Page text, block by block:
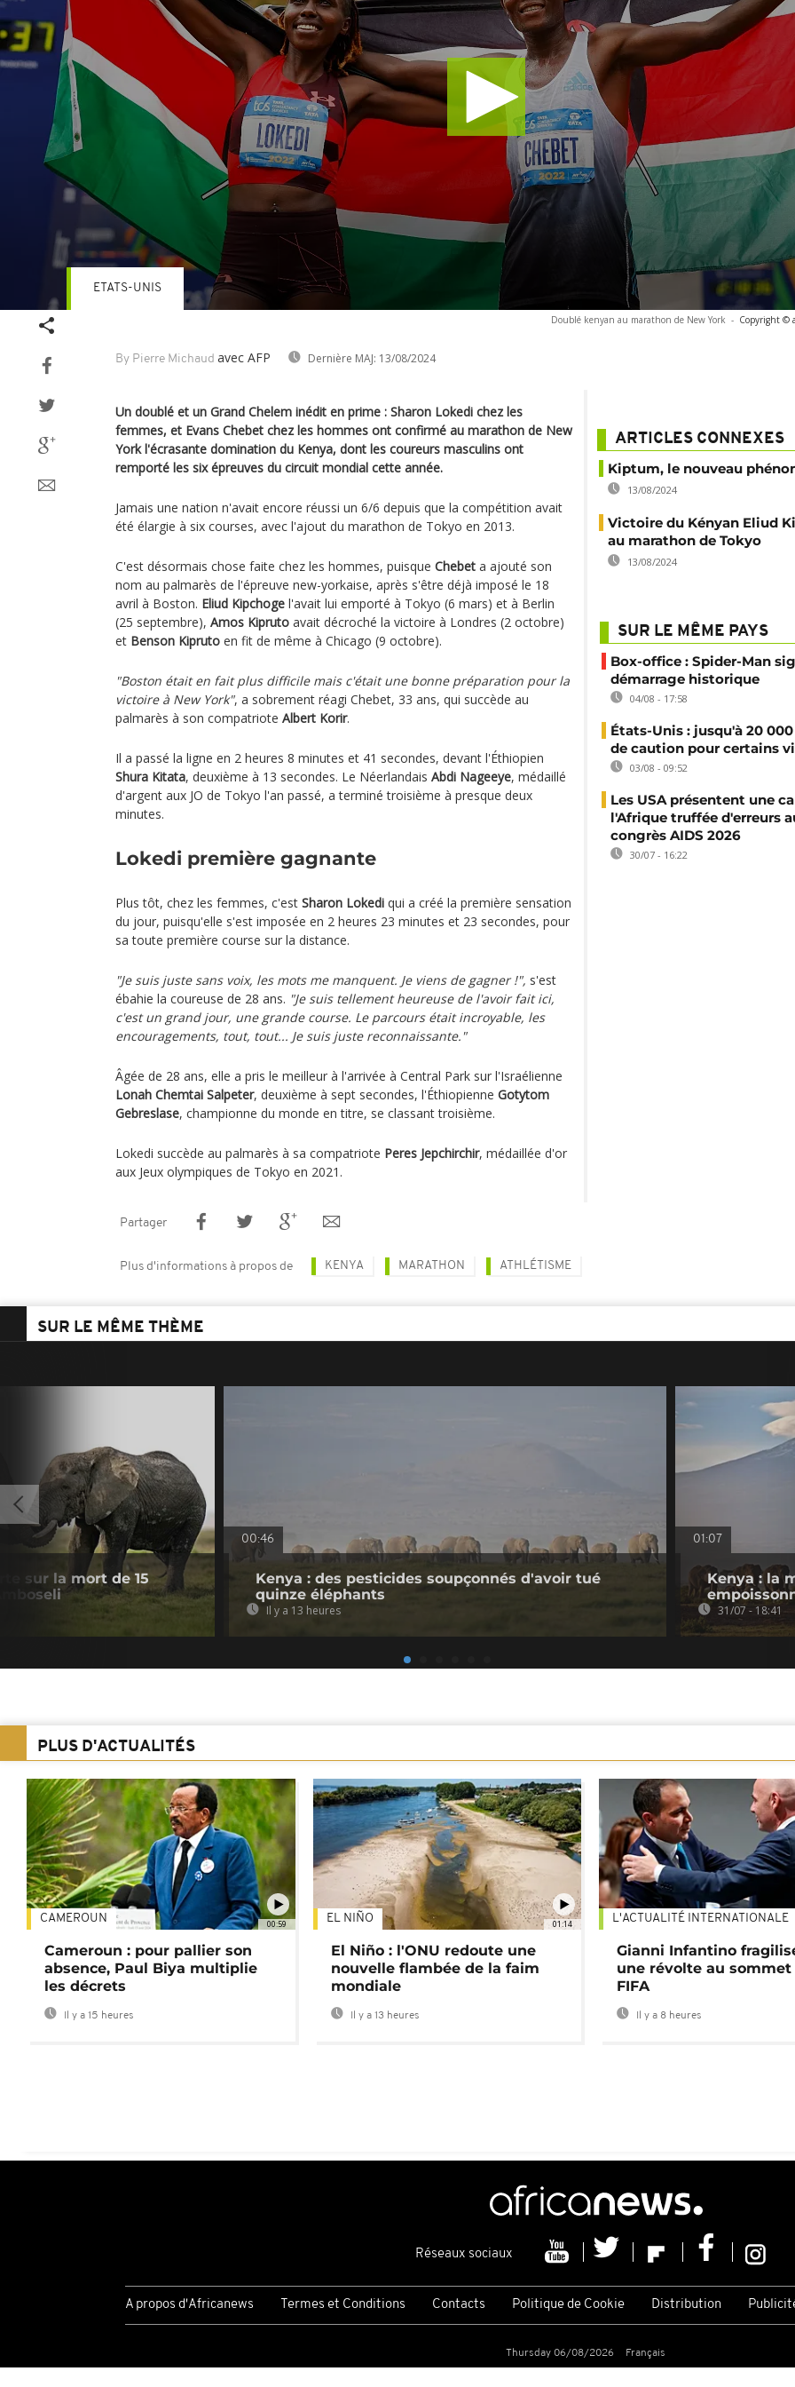
Doublé kenyan au marathon de New York - Copyright ©
By Pierre Michaud avec AFP Dernière MAJ: 13/08/2024
ETATS-UNIS
Un doublé et un Grand Chelem inédit en prime : Sharon Lokedi chez les
femmes, et Evans Chebet chez les hommes ont confirmé au marathon de New
York l'écrasante domination du Kenya, dont les coureurs masculins ont
remporté les six épreuves du circuit mondial cette année.
Jamais une nation n'avait encore réussi un 6/6 depuis que la compétition avait
été élargie à six courses, avec l'ajout du marathon de Tokyo en 2013.
C'est désormais chose faite chez les hommes, puisque Chebet a ajouté son
nom au palmarès de l'épreuve new-yorkaise, après s'être déjà imposé le 18
avril à Boston. Eliud Kipchoge l'avait lui emporté à Tokyo (6 mars) et à Berlin
(25 septembre), Amos Kipruto avait décroché la victoire à Londres (2 octobre)
et Benson Kipruto en fit de même à Chicago (9 octobre).
"Boston était en fait plus difficile mais c'était une bonne préparation pour la
victoire à New York", a sobrement réagi Chebet, 33 ans, qui succède au
palmarès à son compatriote Albert Korir.
Il a passé la ligne en 2 heures 8 minutes et 41 secondes, devant l'Éthiopien
Shura Kitata, deuxième à 13 secondes. Le Néerlandais Abdi Nageeye, médaillé
d'argent aux JO de Tokyo l'an passé, a terminé troisième à presque deux
minutes.
Lokedi première gagnante
Plus tôt, chez les femmes, c'est Sharon Lokedi qui a créé la première sensation
du jour, puisqu'elle s'est imposée en 2 heures 23 minutes et 23 secondes, pour
sa toute première course sur la distance.
"Je suis juste sans voix, les mots me manquent. Je viens de gagner !", s'est
ébahie la coureuse de 28 ans. "Je suis tellement heureuse de l'avoir fait ici,
c'est un grand jour, une grande course. Le parcours était incroyable, les
encouragements, tout, tout... Je suis juste reconnaissante."
Âgée de 28 ans, elle a pris le meilleur à l'arrivée à Central Park sur l'Israélienne
Lonah Chemtai Salpeter, deuxième à sept secondes, l'Éthiopienne Gotytom
Gebreslase, championne du monde en titre, se classant troisième.
Lokedi succède au palmarès à sa compatriote Peres Jepchirchir, médaillée d'or
aux Jeux olympiques de Tokyo en 2021.
ARTICLES CONNEXES
Kiptum, le nouveau
13/08/2024
Victoire du Kényan Eliud
au marathon de Tokyo
13/08/2024
SUR LE MÊME PAYS
Box-office : Spider-Man
démarrage historique
04/08 - 17:58
États-Unis : jusqu'à 20
de caution pour certains
03/08 - 09:52
Les USA présentent une
l'Afrique truffée d'erreurs
congrès AIDS 2026
30/07 - 16:22
Partager
Plus d'informations à propos de KENYA MARATHON ATHLÉTISME
SUR LE MÊME THÈME
sur la mort de 15
00:46
Kenya : des pesticides soupçonnés d'avoir tué
quinze éléphants
Il y a 13 heures
01:07
Kenya : la
31/07 - 18:41
PLUS D'ACTUALITÉS
00:59
CAMEROUN
Cameroun : pour pallier son
absence, Paul Biya multiplie
les décrets
Il y a 15 heures
01:14
EL NIÑO
El Niño : l'ONU redoute une
nouvelle flambée de la faim
mondiale
Il y a 13 heures
L'ACTUALITÉ INTERNATIONALE
Gianni Infantino
une révolte au sommet
FIFA
Il y a 8 heures
Réseaux sociaux
A propos d'Africanews Termes et Conditions Contacts Politique de Cookie Distribution
Thursday 06/08/2026